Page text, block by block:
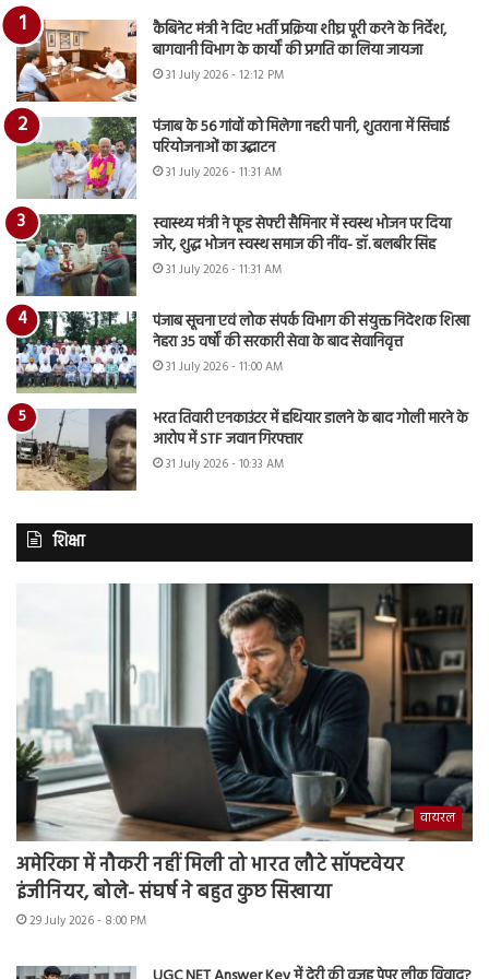
कैबिनेट मंत्री ने दिए भर्ती प्रक्रिया शीघ्र पूरी करने के निर्देश,
बागवानी विभाग के कार्यों की प्रगति का लिया जायजा
31 July 2026 - 12:12 PM
पंजाब के 56 गांवों को मिलेगा नहरी पानी, शुतराना में सिंचाई
परियोजनाओं का उद्घाटन
31 July 2026 - 11:31 AM
स्वास्थ्य मंत्री ने फूड सेफ्टी सैमिनार में स्वस्थ भोजन पर दिया
जोर, शुद्ध भोजन स्वस्थ समाज की नींव- डॉ. बलबीर सिंह
31 July 2026 - 11:31 AM
पंजाब सूचना एवं लोक संपर्क विभाग की संयुक्त निदेशक शिखा
नेहरा 35 वर्षों की सरकारी सेवा के बाद सेवानिवृत्त
31 July 2026 - 11:00 AM
भरत तिवारी एनकाउंटर में हथियार डालने के बाद गोली मारने के
आरोप में STF जवान गिरफ्तार
31 July 2026 - 10:33 AM
शिक्षा
वायरल
अमेरिका में नौकरी नहीं मिली तो भारत लौटे सॉफ्टवेयर
इंजीनियर, बोले- संघर्ष ने बहुत कुछ सिखाया
29 July 2026 - 8:00 PM